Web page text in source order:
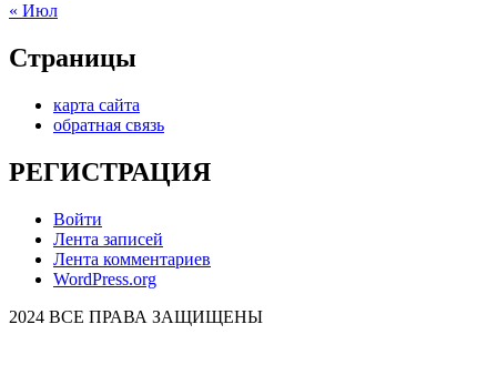
« Июл
Страницы
карта сайта
обратная связь
РЕГИСТРАЦИЯ
Войти
Лента записей
Лента комментариев
WordPress.org
2024 ВСЕ ПРАВА ЗАЩИЩЕНЫ